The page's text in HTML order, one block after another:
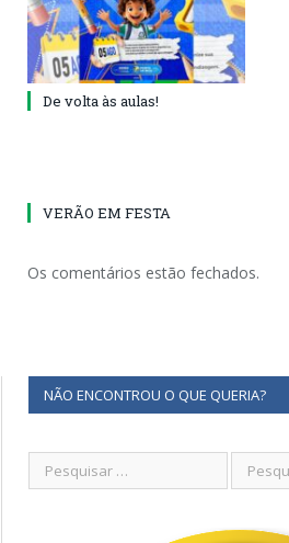
De volta às aulas!
VERÃO EM FESTA
Os comentários estão fechados.
NÃO ENCONTROU O QUE QUERIA?